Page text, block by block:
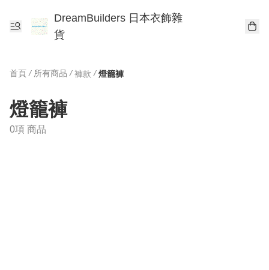
DreamBuilders 日本衣飾雜
貨
首頁 / 所有商品 / 褲款 / 燈籠褲
燈籠褲
0項 商品